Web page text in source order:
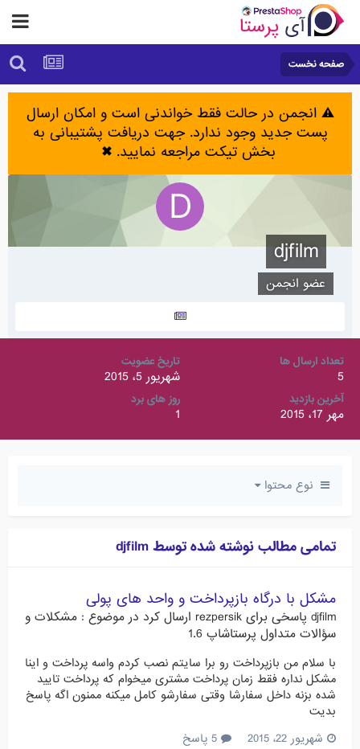
صفحه نخست
⚠️ انجمن در حالت فقط خواندنی است و امکان ارسال
پست جدید وجود ندارد. جهت دریافت پشتیبانی به
بخش تیکت مراجعه نمایید.✖
djfilm
عضو انجمن
تعداد ارسال ها
5
تاریخ عضویت
شهریور 5، 2015
آخرین بازدید
مهر 17، 2015
روز های برد
1
نوع محتوا
تمامی مطالب نوشته شده توسط djfilm
مشکل با درگاه بازپرداخت و واحد های پولی
djfilm پاسخی برای rezpersik ارسال کرد در موضوع : مشکلات و
سؤالات متداول پرستاشاپ 1.6
با سلام من بازپرداخت رو برا سایتم نصب کردم واسه پرداخت و اینا
مشکل نداره فقط زمان پرداخت مشتری میخوام که پرداخت تایید
شده بزنه داخل سفارشا وقتی سفارشو کامل میکنه ممنون اگه پاسخ
بدیت
شهریور 22، 2015